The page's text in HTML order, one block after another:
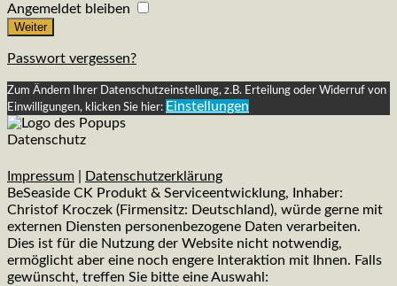
Angemeldet bleiben
Weiter
Passwort vergessen?
Zum Ändern Ihrer Datenschutzeinstellung, z.B. Erteilung oder Widerruf von
Einwilligungen, klicken Sie hier: Einstellungen
Datenschutz
Impressum
Datenschutzerklärung
BeSeaside CK Produkt & Serviceentwicklung, Inhaber:
Christof Kroczek (Firmensitz: Deutschland), würde gerne mit
externen Diensten personenbezogene Daten verarbeiten.
Dies ist für die Nutzung der Website nicht notwendig,
ermöglicht aber eine noch engere Interaktion mit Ihnen. Falls
gewünscht, treffen Sie bitte eine Auswahl: